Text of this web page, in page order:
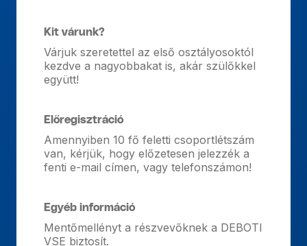
Kit várunk?
Várjuk szeretettel az első osztályosoktól
kezdve a nagyobbakat is, akár szülőkkel
együtt!
Előregisztráció
Amennyiben 10 fő feletti csoportlétszám
van, kérjük, hogy előzetesen jelezzék a
fenti e-mail címen, vagy telefonszámon!
Egyéb információ
Mentőmellényt a részvevőknek a DEBOTI
VSE biztosít.